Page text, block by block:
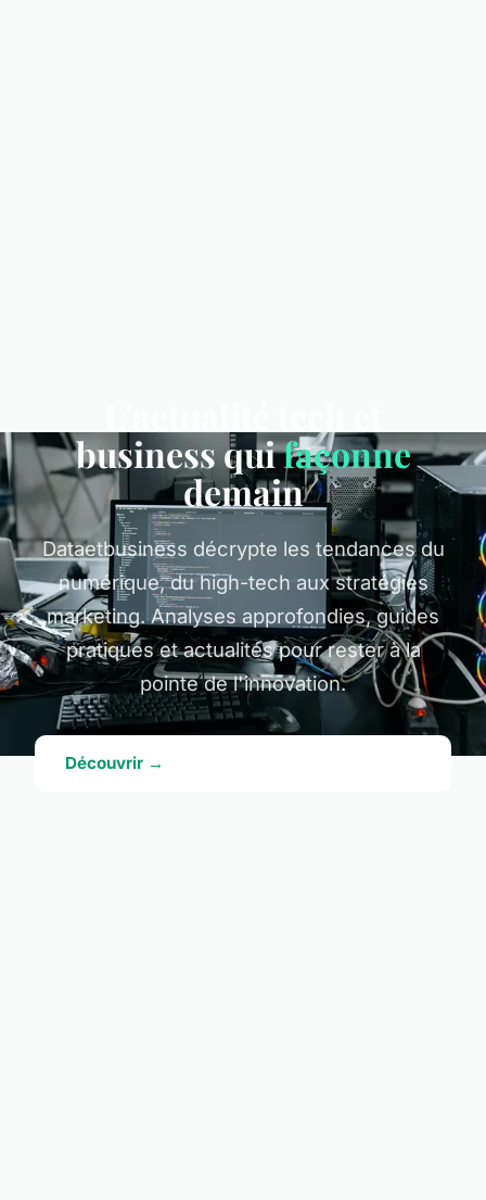
business quifaçonne
demain
Dataetbusiness décrypte les tendances du
numérique, du high-tech aux stratégies
marketing. Analyses approfondies, guides
pratiques et actualités pour rester à la
pointe de l'innovation.
Découvrir →